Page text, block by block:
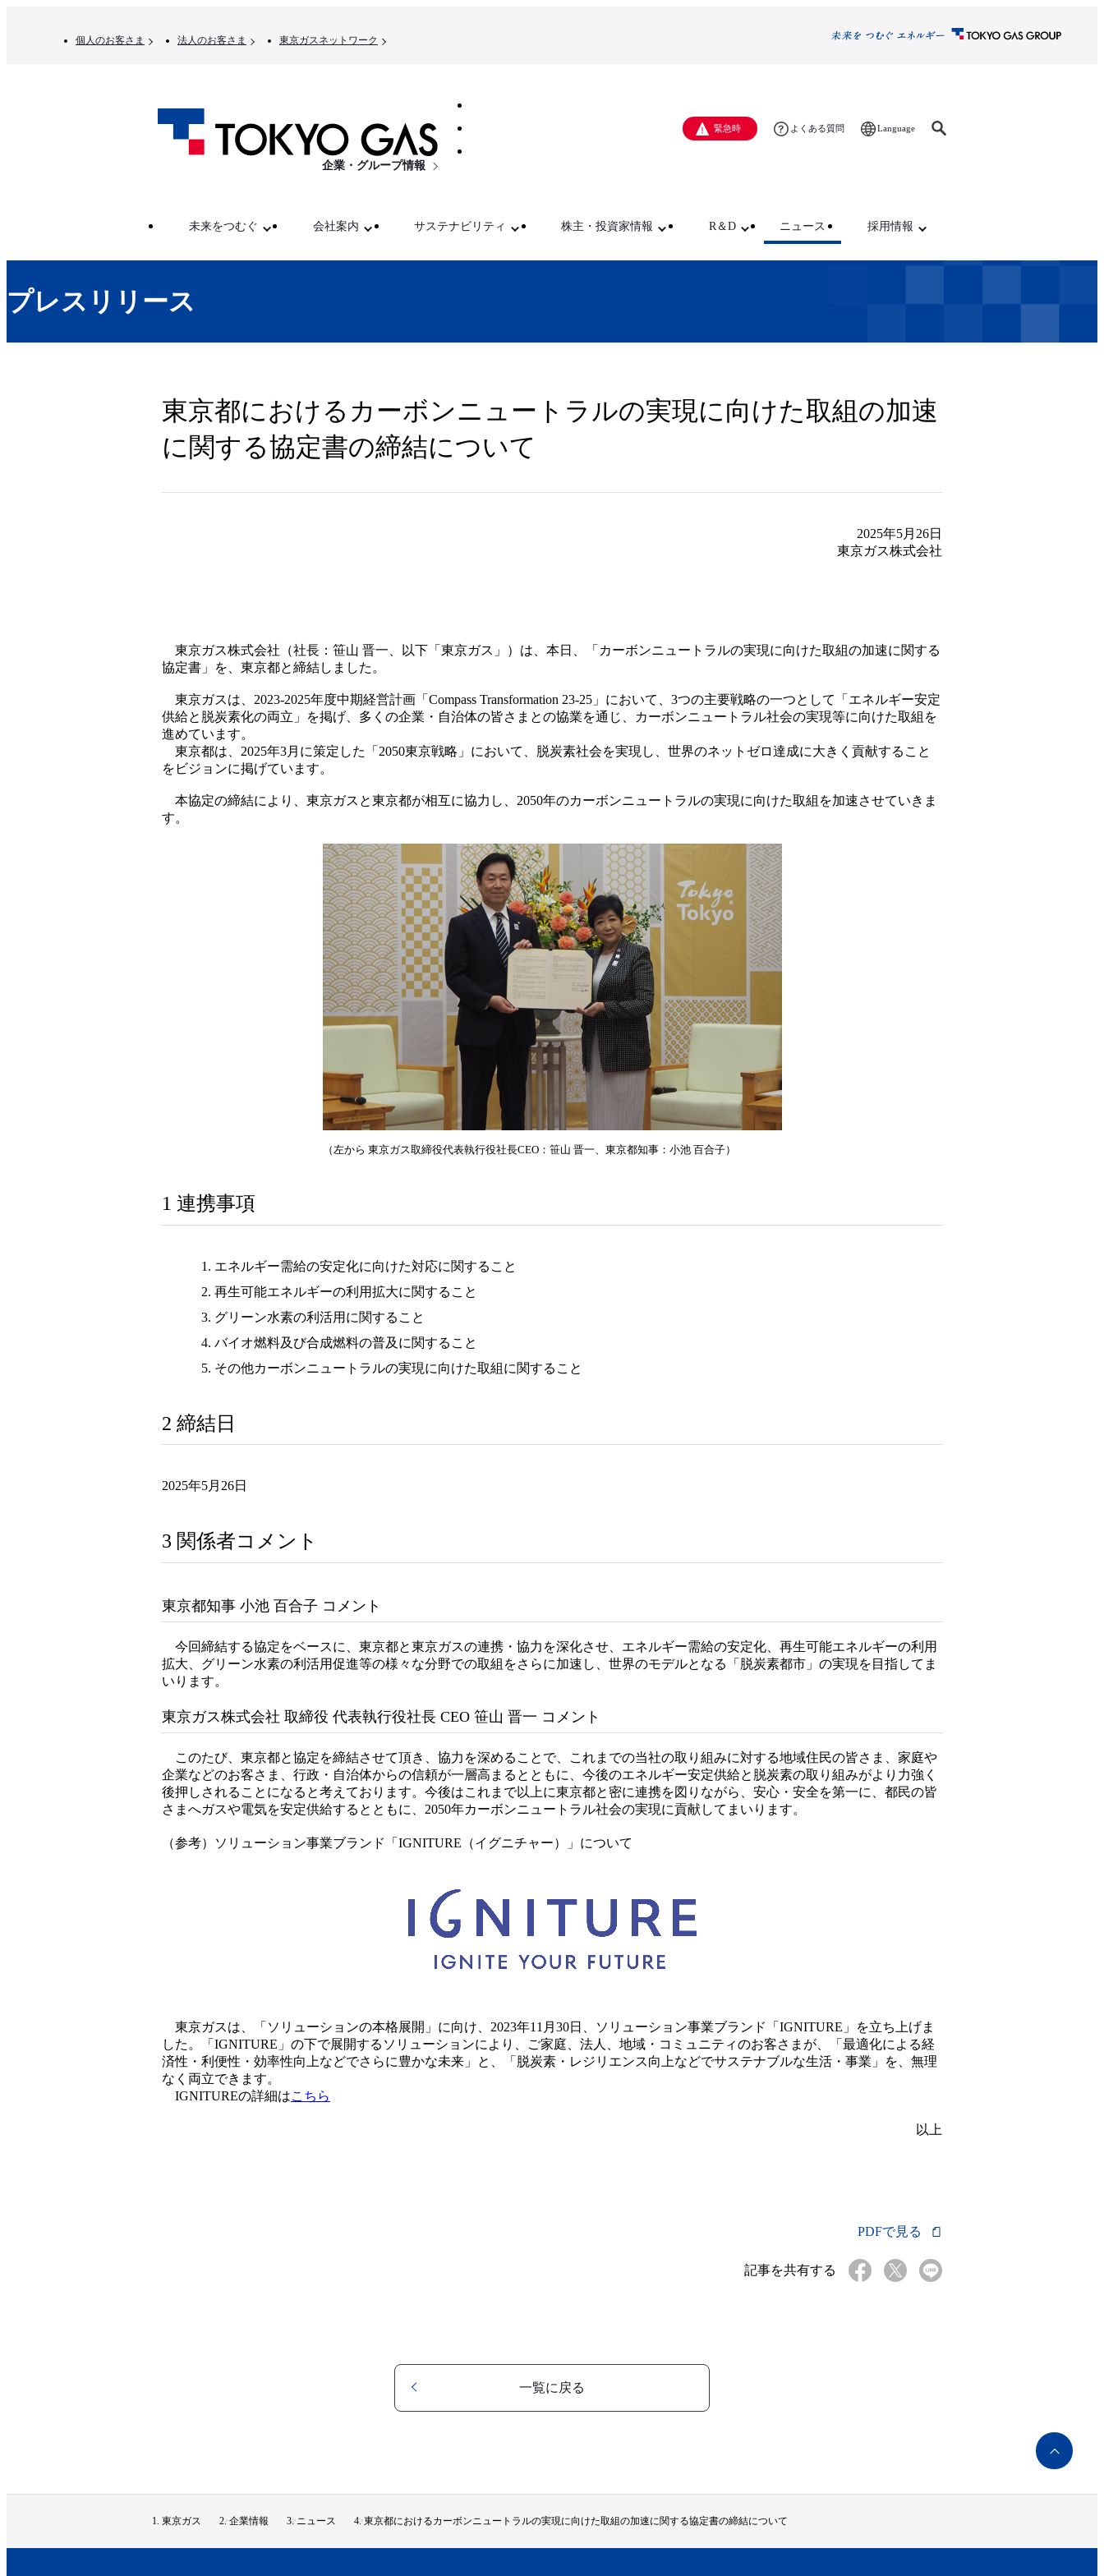
個人のお客さま 法人のお客さま 東京ガスネットワーク
企業・グループ情報
緊急時 よくある質問 Language
未来をつむぐ 会社案内 サステナビリティ 株主・投資家情報 R＆D ニュース 採用情報
プレスリリース
東京都におけるカーボンニュートラルの実現に向けた取組の加速
に関する協定書の締結について
2025年5月26日
東京ガス株式会社
東京ガス株式会社（社長：笹山 晋一、以下「東京ガス」）は、本日、「カーボンニュートラルの実現に向けた取組の加速に関する
協定書」を、東京都と締結しました。
東京ガスは、2023-2025年度中期経営計画「Compass Transformation 23-25」において、3つの主要戦略の一つとして「エネルギー安定
供給と脱炭素化の両立」を掲げ、多くの企業・自治体の皆さまとの協業を通じ、カーボンニュートラル社会の実現等に向けた取組を
進めています。
東京都は、2025年3月に策定した「2050東京戦略」において、脱炭素社会を実現し、世界のネットゼロ達成に大きく貢献すること
をビジョンに掲げています。
本協定の締結により、東京ガスと東京都が相互に協力し、2050年のカーボンニュートラルの実現に向けた取組を加速させていきま
す。
（左から 東京ガス取締役代表執行役社長CEO：笹山 晋一、東京都知事：小池 百合子）
1 連携事項
エネルギー需給の安定化に向けた対応に関すること
再生可能エネルギーの利用拡大に関すること
グリーン水素の利活用に関すること
バイオ燃料及び合成燃料の普及に関すること
その他カーボンニュートラルの実現に向けた取組に関すること
2 締結日
2025年5月26日
3 関係者コメント
東京都知事 小池 百合子 コメント
今回締結する協定をベースに、東京都と東京ガスの連携・協力を深化させ、エネルギー需給の安定化、再生可能エネルギーの利用
拡大、グリーン水素の利活用促進等の様々な分野での取組をさらに加速し、世界のモデルとなる「脱炭素都市」の実現を目指してま
いります。
東京ガス株式会社 取締役 代表執行役社長 CEO 笹山 晋一 コメント
このたび、東京都と協定を締結させて頂き、協力を深めることで、これまでの当社の取り組みに対する地域住民の皆さま、家庭や
企業などのお客さま、行政・自治体からの信頼が一層高まるとともに、今後のエネルギー安定供給と脱炭素の取り組みがより力強く
後押しされることになると考えております。今後はこれまで以上に東京都と密に連携を図りながら、安心・安全を第一に、都民の皆
さまへガスや電気を安定供給するとともに、2050年カーボンニュートラル社会の実現に貢献してまいります。
（参考）ソリューション事業ブランド「IGNITURE（イグニチャー）」について
東京ガスは、「ソリューションの本格展開」に向け、2023年11月30日、ソリューション事業ブランド「IGNITURE」を立ち上げま
した。「IGNITURE」の下で展開するソリューションにより、ご家庭、法人、地域・コミュニティのお客さまが、「最適化による経
済性・利便性・効率性向上などでさらに豊かな未来」と、「脱炭素・レジリエンス向上などでサステナブルな生活・事業」を、無理
なく両立できます。
IGNITUREの詳細はこちら
以上
PDFで見る
記事を共有する
一覧に戻る
ペ
ー
ト
東京ガス 企業情報 ニュース 東京都におけるカーボンニュートラルの実現に向けた取組の加速に関する協定書の締結について